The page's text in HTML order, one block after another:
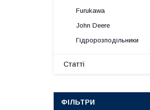
Furukawa
John Deere
Гідророзподільники
Статті
ФІЛЬТРИ